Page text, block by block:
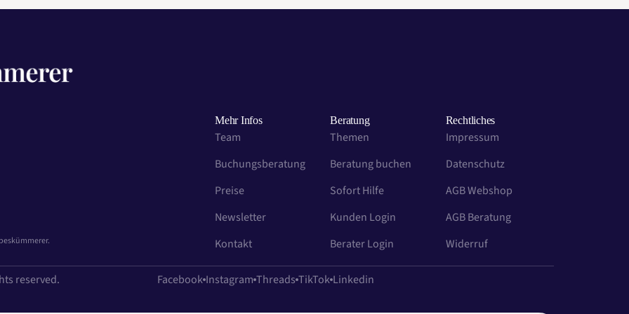
Mehr Infos
Team
Buchungsberatung
Preise
Newsletter
Kontakt
Beratung
Themen
Beratung buchen
Sofort Hilfe
Kunden Login
Berater Login
Rechtliches
Impressum
Datenschutz
AGB Webshop
AGB Beratung
Widerruf
reserved. Facebook Instagram Threads TikTok Linkedin